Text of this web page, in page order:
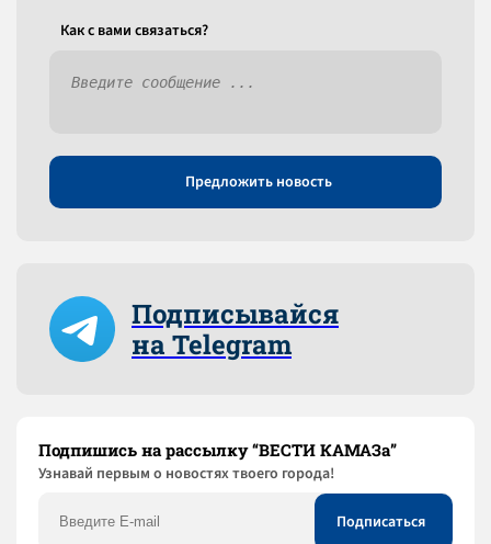
Как c вами связаться?
Предложить новость
Подписывайся
на Telegram
Подпишись на рассылку “ВЕСТИ КАМАЗа”
Узнaвай первым о новостях твоего города!